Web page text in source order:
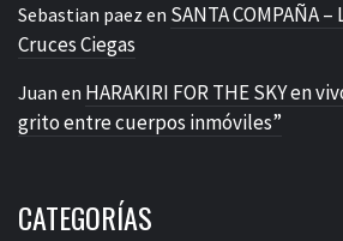
Sebastian paez en SANTA COMPAÑA
Cruces Ciegas
Juan en HARAKIRI FOR THE SKY en
grito entre cuerpos inmóviles”
CATEGORÍAS